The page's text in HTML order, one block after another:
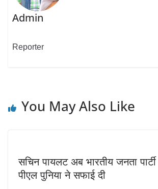
Admin
Reporter
You May Also Like
सचिन पायलट अब भारतीय जनता
पीएल पुनिया ने सफाई दी